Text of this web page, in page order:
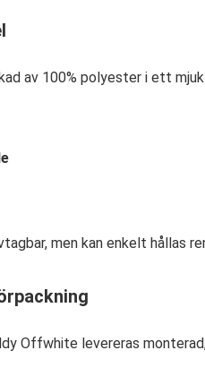
av 100% polyester i ett
men kan enkelt hållas
Offwhite levereras